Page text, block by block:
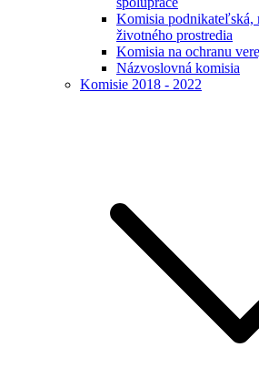
Komisia podnikateľská,
životného prostredia
Komisia na ochranu
Názvoslovná komisia
Komisie 2018 - 2022